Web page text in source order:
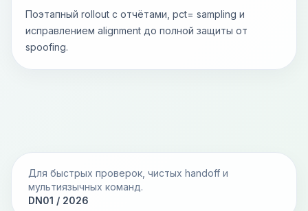
Поэтапный rollout с отчётами, pct= sampling и
исправлением alignment до полной защиты от
spoofing.
Для быстрых проверок, чистых handoff и
мультиязычных команд.
DN01 / 2026